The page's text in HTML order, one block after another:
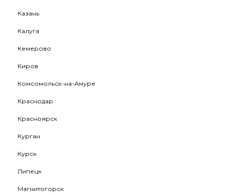
Казань
Калуга
Кемерово
Киров
Комсомольск-на-Амуре
Краснодар
Красноярск
Курган
Курск
Липецк
Магнитогорск